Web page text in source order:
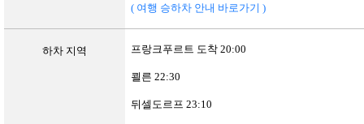
( 여행 승하차 안내 바로가기 )
하차 지역 프랑크푸르트 도착 20:00
쾰른 22:30
뒤셀도르프 23:10